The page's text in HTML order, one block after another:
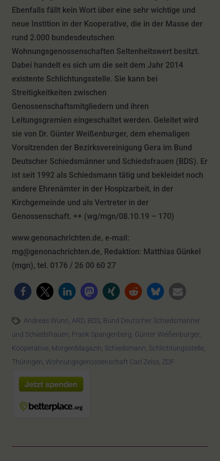
Ebenfalls fällt kein Wort über eine sehr wichtige und
neue Instition in der Kooperative, die in der Masse der
rund 2.000 bundesdeutschen
Wohnungsgenossenschaften Seltenheitswert besitzt.
Dabei handelt es sich um die seit dem Jahr 2014
existente Schlichtungsstelle. Sie kann bei
Streitigkeitkeiten zwischen
Genossenschaftsmitgliedern und ihren
Leitungsgremien eingeschaltet werden. Geleitet wird
sie von Dr. Günter Weißenburger, dem ehemaligen
Vorsitzenden der Bezirksvereinigung Gera im Bund
Deutscher Schiedsmänner und Schiedsfrauen (BDS). Er
ist seit 1992 als Schiedsmann tätig und bekleidet noch
andere Ehrenämter in der Hospizarbeit, in der
Kirchgemeinde und als Vertreter in der
Genossenschaft. ++ (wg/mgn/08.10.19 – 170)
www.genonachrichten.de, e-mail:
mg@genonachrichten.de, Redaktion: Matthias Günkel
(mgn), tel. 0176 / 26 00 60 27
Andreas Wunn, ARD, BDS, Bund Deutscher Schiedsmänner
und Schiedsfrauen, Frank Spangenberg, Günter Weißenburger,
Kooperative, MorgenMagazin, Schiedsmann, Schlichtungsstelle,
Thüringen, Wohnungsgenossenschaft Carl Zeiss, ZDF